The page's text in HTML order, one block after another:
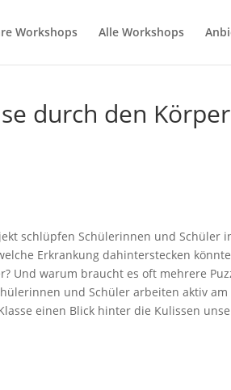
Workshops Alle Workshops
durch den Körper
schlüpfen Schülerinnen und Schüler
Erkrankung dahinterstecken
Und warum braucht es oft mehrere
und Schüler arbeiten aktiv
einen Blick hinter die Kulissen